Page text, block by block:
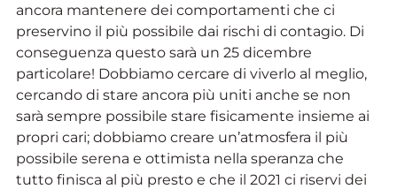
ancora mantenere dei comportamenti che ci
preservino il più possibile dai rischi di contagio. Di
conseguenza questo sarà un 25 dicembre
particolare! Dobbiamo cercare di viverlo al meglio,
cercando di stare ancora più uniti anche se non
sarà sempre possibile stare fisicamente insieme ai
propri cari; dobbiamo creare un’atmosfera il più
possibile serena e ottimista nella speranza che
tutto finisca al più presto e che il 2021 ci riservi dei